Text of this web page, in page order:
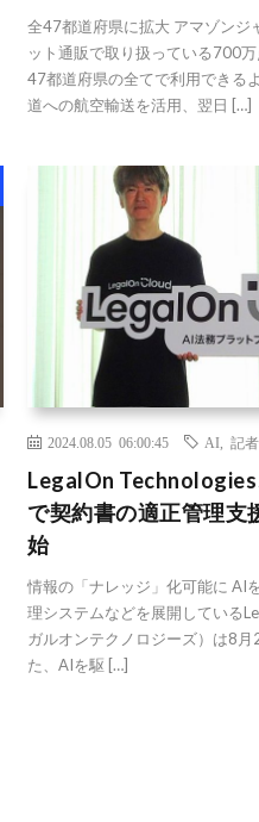
全47都道府県に拡大 アマゾンジ
ット通販で取り扱っている700
47都道府県の全てで利用できる
道への航空輸送を活用、翌日 […]
2024.08.05 06:00:45 AI ,記
LegalOn
で契約書の適正管理支
始
情報の「ナレッジ」化可能に AI
理システムなどを展開している
ガルオンテクノロジーズ）は8
た、AIを駆 […]